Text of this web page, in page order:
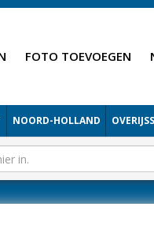
FOTO TOEVOEGEN
NOORD-HOLLAND